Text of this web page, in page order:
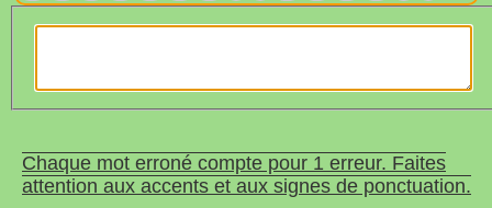
Chaque mot erroné compte pour 1 erreur. Faites
attention aux accents et aux signes de ponctuation.